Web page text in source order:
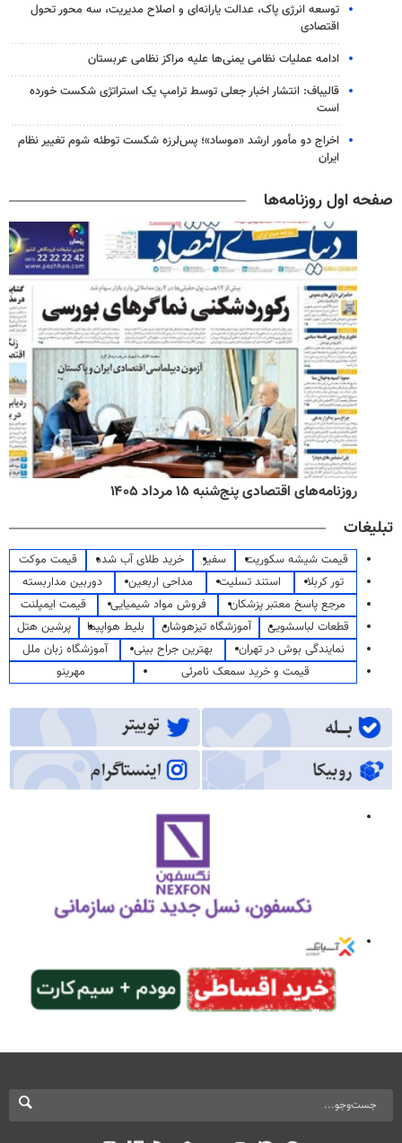
توسعه انرژی پاک، عدالت یارانه‌ای و اصلاح مدیریت، سه محور تحول
اقتصادی
ادامه عملیات نظامی یمنی‌ها علیه مراکز نظامی عربستان
قالیباف: انتشار اخبار جعلی توسط ترامپ یک استراتژی شکست خورده
است
اخراج دو مأمور ارشد «موساد»؛ پس‌لرزه شکست توطئه شوم تغییر نظام
ایران
صفحه اول روزنامه‌ها
روزنامه‌های اقتصادی پنج‌شنبه ۱۵ مرداد ۱۴۰۵
تبلیغات
قیمت شیشه سکوریت سفیر خرید طلای آب شده
قیمت موکت
تور کربلا
استند تسلیت مداحی اربعین
دوربین مداربسته
مرجع پاسخ معتبر پزشکان
فروش مواد شیمیایی
قیمت ایمپلنت
قطعات لباسشویی
آموزشگاه تیزهوشان بلیط هواپیما
پرشین هتل
نمایندگی بوش در تهران
بهترین جراح بینی
آموزشگاه زبان ملل
قیمت و خرید سمعک نامرئی
مهرینو